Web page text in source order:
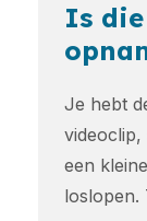
Is
Je hebt
videoclip,
een
loslopen.